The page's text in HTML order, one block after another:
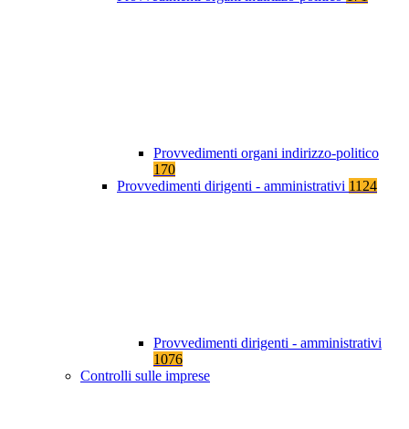
Provvedimenti organi indirizzo-politico
170
Provvedimenti dirigenti - amministrativi 1124
Provvedimenti dirigenti - amministrativi
1076
Controlli sulle imprese